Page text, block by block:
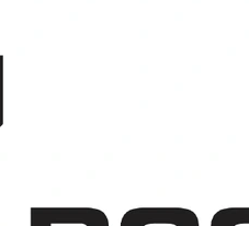
Мп, З, Тн30 и Ву закрывают
400 г/м2 держит тепло всю
пропитка не дает ткани